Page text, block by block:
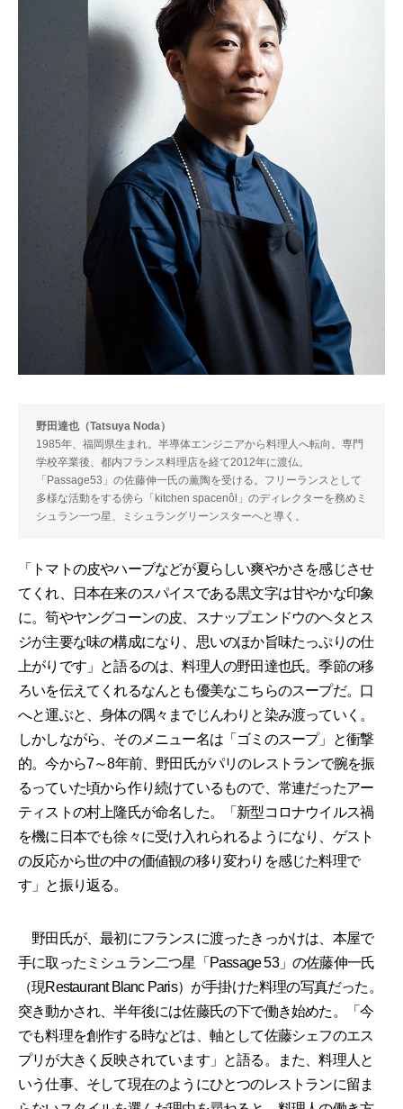
野田達也（Tatsuya Noda）
1985年、福岡県生まれ。半導体エンジニアから料理人へ転向。専門
学校卒業後、都内フランス料理店を経て2012年に渡仏。
「Passage53」の佐藤伸一氏の薫陶を受ける。フリーランスとして
多様な活動をする傍ら「kitchen spacenôl」のディレクターを務めミ
シュラン一つ星、ミシュラングリーンスターへと導く。
「トマトの皮やハーブなどが夏らしい爽やかさを感じさせ
てくれ、日本在来のスパイスである黒文字は甘やかな印象
に。筍やヤングコーンの皮、スナップエンドウのヘタとス
ジが主要な味の構成になり、思いのほか旨味たっぷりの仕
上がりです」と語るのは、料理人の野田達也氏。季節の移
ろいを伝えてくれるなんとも優美なこちらのスープだ。口
へと運ぶと、身体の隅々までじんわりと染み渡っていく。
しかしながら、そのメニュー名は「ゴミのスープ」と衝撃
的。今から7～8年前、野田氏がパリのレストランで腕を振
るっていた頃から作り続けているもので、常連だったアー
ティストの村上隆氏が命名した。「新型コロナウイルス禍
を機に日本でも徐々に受け入れられるようになり、ゲスト
の反応から世の中の価値観の移り変わりを感じた料理で
す」と振り返る。
野田氏が、最初にフランスに渡ったきっかけは、本屋で
手に取ったミシュラン二つ星「Passage 53」の佐藤伸一氏
（現Restaurant Blanc Paris）が手掛けた料理の写真だった。
突き動かされ、半年後には佐藤氏の下で働き始めた。「今
でも料理を創作する時などは、軸として佐藤シェフのエス
プリが大きく反映されています」と語る。また、料理人と
いう仕事、そして現在のようにひとつのレストランに留ま